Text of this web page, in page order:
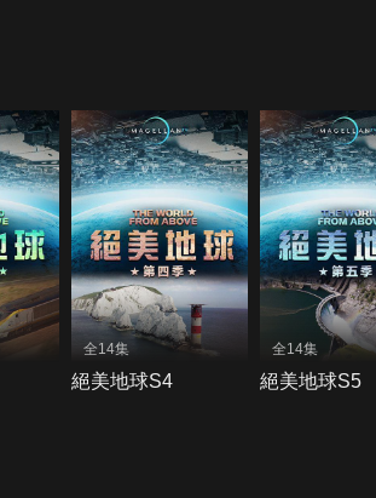
全14集
絕美地球S4
全14集
絕美地球S5